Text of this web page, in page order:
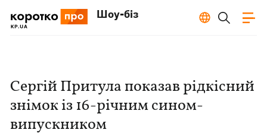
Шоу-біз
Сергій Притула показав рідкісний
знімок із 16-річним сином-
випускником